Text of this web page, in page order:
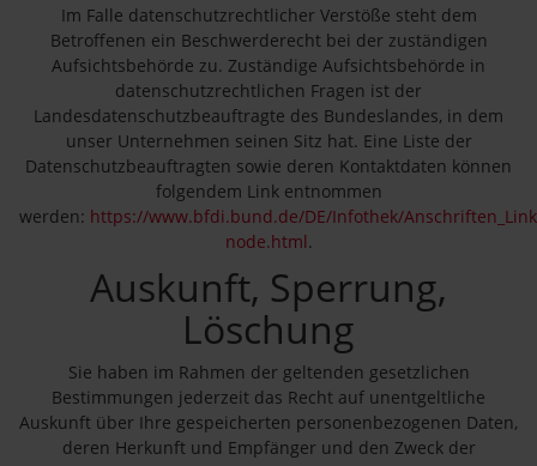
Im Falle datenschutzrechtlicher Verstöße steht dem
Betroffenen ein Beschwerderecht bei der zuständigen
Aufsichtsbehörde zu. Zuständige Aufsichtsbehörde in
datenschutzrechtlichen Fragen ist der
Landesdatenschutzbeauftragte des Bundeslandes, in dem
unser Unternehmen seinen Sitz hat. Eine Liste der
Datenschutzbeauftragten sowie deren Kontaktdaten können
folgendem Link entnommen
werden: https://www.bfdi.bund.de/DE/Infothek/
node.html.
Auskunft, Sperrung,
Löschung
Sie haben im Rahmen der geltenden gesetzlichen
Bestimmungen jederzeit das Recht auf unentgeltliche
Auskunft über Ihre gespeicherten personenbezogenen Daten,
deren Herkunft und Empfänger und den Zweck der